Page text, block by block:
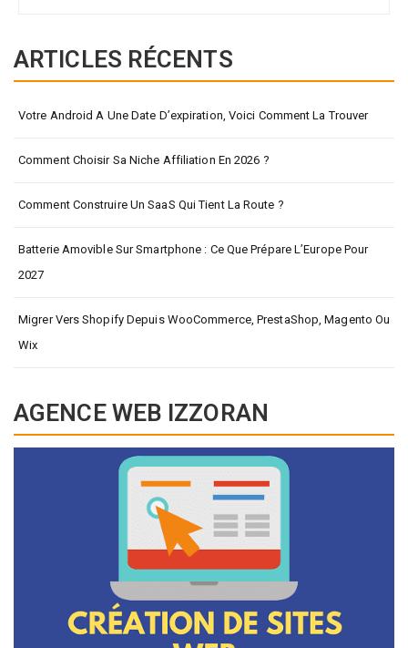
ARTICLES RÉCENTS
Votre Android A Une Date D’expiration, Voici Comment La Trouver
Comment Choisir Sa Niche Affiliation En 2026 ?
Comment Construire Un SaaS Qui Tient La Route ?
Batterie Amovible Sur Smartphone : Ce Que Prépare L’Europe Pour
2027
Migrer Vers Shopify Depuis WooCommerce, PrestaShop, Magento Ou
Wix
AGENCE WEB IZZORAN